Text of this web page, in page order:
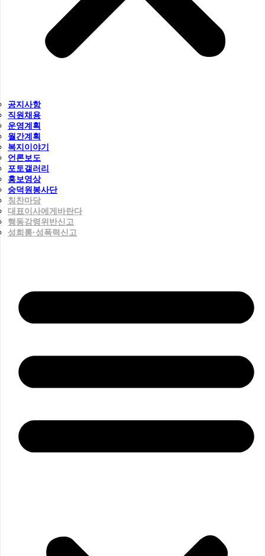
공지사항
직원채용
운영계획
월간계획
복지이야기
언론보도
포토갤러리
홍보영상
숭덕원봉사단
칭찬마당
대표이사에게바란다
행동강령위반신고
성희롱·성폭력신고